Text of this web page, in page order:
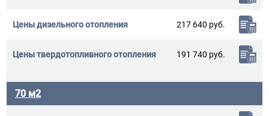
217 640 руб.
191 740 руб.
70 м2